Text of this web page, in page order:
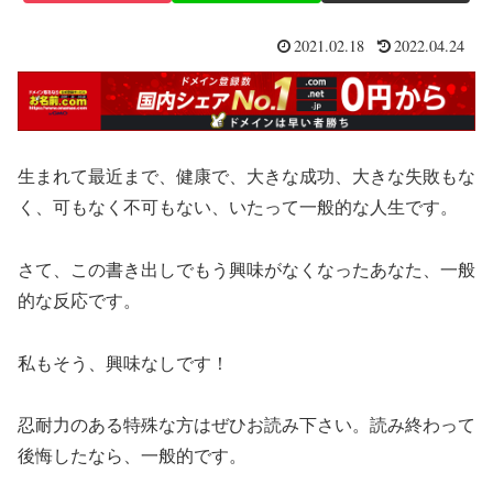
2021.02.18 2022.04.24
生まれて最近まで、健康で、大きな成功、大きな失敗もな
く、可もなく不可もない、いたって一般的な人生です。
さて、この書き出しでもう興味がなくなったあなた、一般
的な反応です。
私もそう、興味なしです！
忍耐力のある特殊な方はぜひお読み下さい。読み終わって
後悔したなら、一般的です。